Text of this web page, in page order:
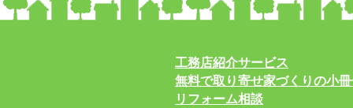
工務店紹介サービス
無料で取り寄せ家づくりの小
リフォーム相談